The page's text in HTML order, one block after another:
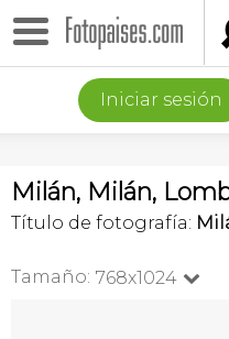
Iniciar sesión
Milán, Milán,
Título de fotografía:
Tamaño: 768x1024 